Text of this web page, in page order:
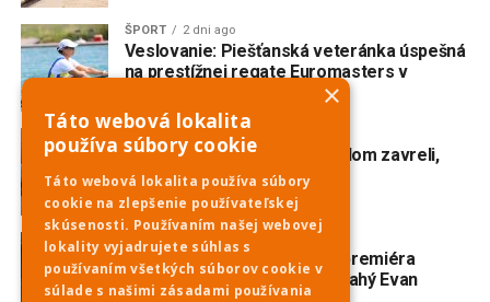
ŠPORT 2 dni ago
Veslovanie: Piešťanská veteránka úspešná
na prestížnej regate Euromasters v
AKTUALITY 3 dni ago
Domoss skončil. Obchodný dom zavreli,
eshop tiež
AKTUALITY 3 dni ago
V Trnave vzniká slovenská premiéra
broadwayského muzikálu Drahý Evan
×
Táto webová lokalita
používa súbory cookie
Táto webová lokalita používa súbory
cookie na zlepšenie používateľskej
skúsenosti. Používaním našej webovej
lokality vyjadrujete súhlas s
používaním všetkých súborov cookie v
súlade s našimi zásadami používania